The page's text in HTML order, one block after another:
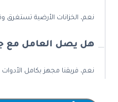
نعم، الخزانات الأرضية تستغرق
هل يصل العامل مع
نعم، فريقنا مجهز بكامل